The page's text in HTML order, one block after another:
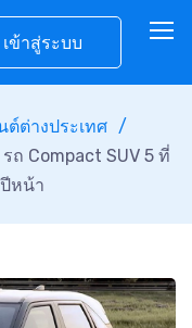
เข้าสู่ระบบ
ต์ต่างประเทศ
ถ Compact SUV 5 ที่
หน้า